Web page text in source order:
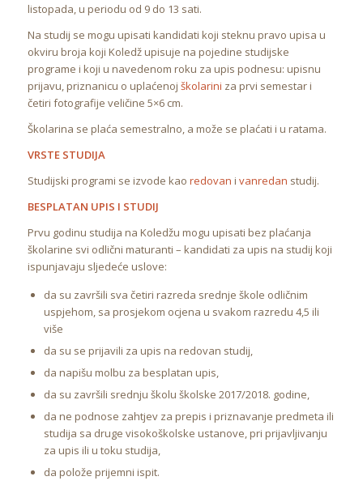
listopada, u periodu od 9 do 13 sati.
Na studij se mogu upisati kandidati koji steknu pravo upisa u
okviru broja koji Koledž upisuje na pojedine studijske
programe i koji u navedenom roku za upis podnesu: upisnu
prijavu, priznanicu o uplaćenoj školarini za prvi semestar i
četiri fotografije veličine 5×6 cm.
Školarina se plaća semestralno, a može se plaćati i u ratama.
VRSTE STUDIJA
Studijski programi se izvode kao redovan i vanredan studij.
BESPLATAN UPIS I STUDIJ
Prvu godinu studija na Koledžu mogu upisati bez plaćanja
školarine svi odlični maturanti – kandidati za upis na studij koji
ispunjavaju sljedeće uslove:
da su završili sva četiri razreda srednje škole odličnim
uspjehom, sa prosjekom ocjena u svakom razredu 4,5 ili
više
da su se prijavili za upis na redovan studij,
da napišu molbu za besplatan upis,
da su završili srednju školu školske 2017/2018. godine,
da ne podnose zahtjev za prepis i priznavanje predmeta ili
studija sa druge visokoškolske ustanove, pri prijavljivanju
za upis ili u toku studija,
da polože prijemni ispit.